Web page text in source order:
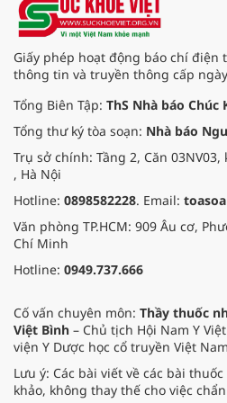
Giấy phép hoạt động báo chí điện
thông tin và truyền thông cấp
Tổng Biên Tập: ThS Nhà báo Chúc
Tổng thư ký tòa soạn: Nhà báo
Trụ sở chính: Tầng 2, Căn
, Hà Nội
Hotline: 0898582228. Email:
Văn phòng TP.HCM: 909 Âu cơ,
Chí Minh
Hotline: 0949.737.666
Cố vấn chuyên môn: Thầy thuốc
Việt Bình – Chủ tịch Hội Nam Y
viện Y Dược học cổ truyền Việt
Lưu ý: Các bài viết về các bài
khảo, không thay thế cho việc